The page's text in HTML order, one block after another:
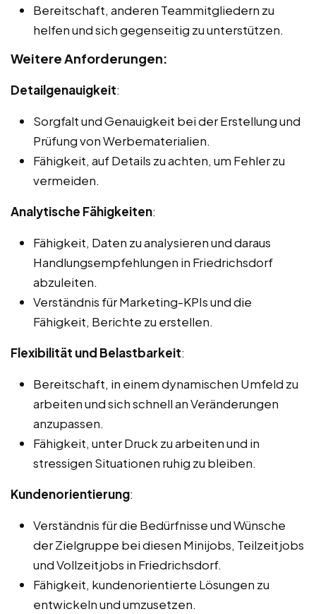
Bereitschaft, anderen Teammitgliedern zu
helfen und sich gegenseitig zu unterstützen.
Weitere Anforderungen:
Detailgenauigkeit:
Sorgfalt und Genauigkeit bei der Erstellung und
Prüfung von Werbematerialien.
Fähigkeit, auf Details zu achten, um Fehler zu
vermeiden.
Analytische Fähigkeiten:
Fähigkeit, Daten zu analysieren und daraus
Handlungsempfehlungen in Friedrichsdorf
abzuleiten.
Verständnis für Marketing-KPIs und die
Fähigkeit, Berichte zu erstellen.
Flexibilität und Belastbarkeit:
Bereitschaft, in einem dynamischen Umfeld zu
arbeiten und sich schnell an Veränderungen
anzupassen.
Fähigkeit, unter Druck zu arbeiten und in
stressigen Situationen ruhig zu bleiben.
Kundenorientierung:
Verständnis für die Bedürfnisse und Wünsche
der Zielgruppe bei diesen Minijobs, Teilzeitjobs
und Vollzeitjobs in Friedrichsdorf.
Fähigkeit, kundenorientierte Lösungen zu
entwickeln und umzusetzen.